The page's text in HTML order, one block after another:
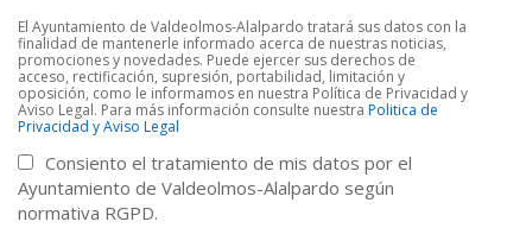
El Ayuntamiento de Valdeolmos-Alalpardo tratará sus datos con la
finalidad de mantenerle informado acerca de nuestras noticias,
promociones y novedades. Puede ejercer sus derechos de
acceso, rectificación, supresión, portabilidad, limitación y
oposición, como le informamos en nuestra Política de Privacidad y
Aviso Legal. Para más información consulte nuestraPolitica de
Privacidad y Aviso Legal
Consiento el tratamiento de mis datos por el
Ayuntamiento de Valdeolmos-Alalpardo según
normativa RGPD.